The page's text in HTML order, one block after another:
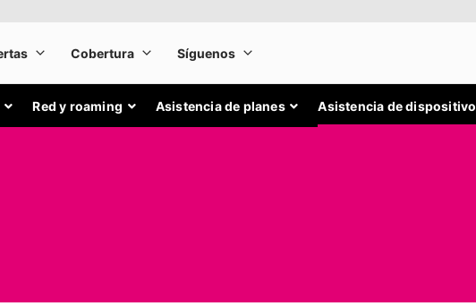
Red y roaming Asistencia de planes Asistencia de dispositivo